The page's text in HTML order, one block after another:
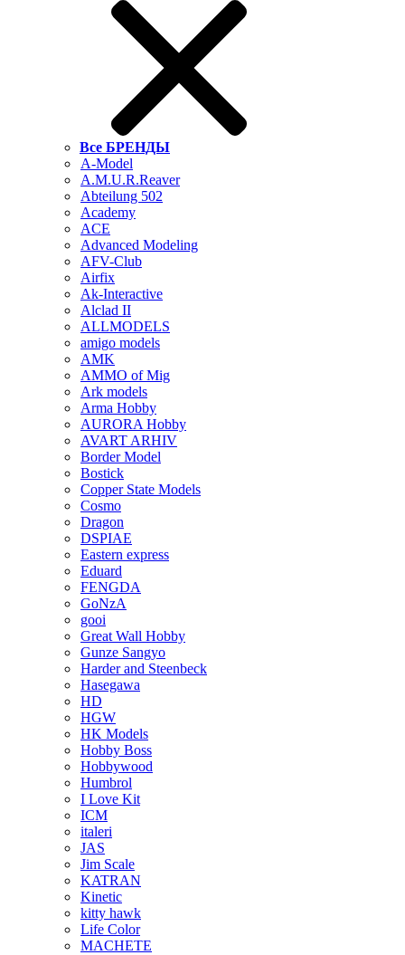
Все БРЕНДЫ
A-Model
A.M.U.R.Reaver
Abteilung 502
Academy
ACE
Advanced Modeling
AFV-Club
Airfix
Ak-Interactive
Alclad II
ALLMODELS
amigo models
AMK
AMMO of Mig
Ark models
Arma Hobby
AURORA Hobby
AVART ARHIV
Border Model
Bostick
Copper State Models
Cosmo
Dragon
DSPIAE
Eastern express
Eduard
FENGDA
GoNzA
gooi
Great Wall Hobby
Gunze Sangyo
Harder and Steenbeck
Hasegawa
HD
HGW
HK Models
Hobby Boss
Hobbywood
Humbrol
I Love Kit
ICM
italeri
JAS
Jim Scale
KATRAN
Kinetic
kitty hawk
Life Color
MACHETE